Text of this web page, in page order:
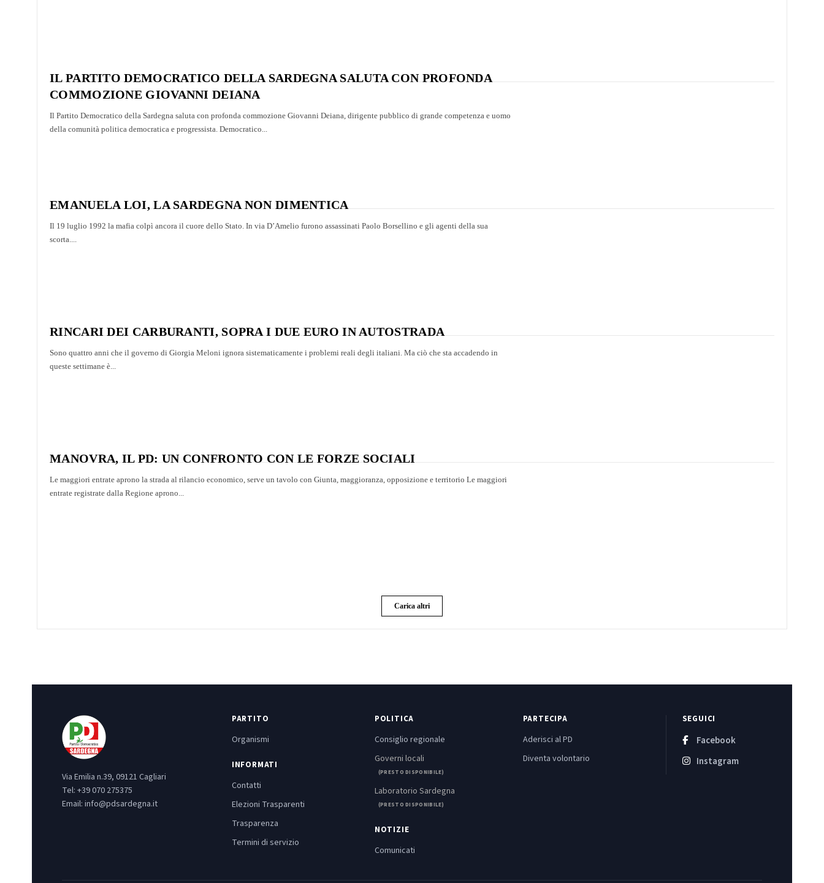
IL PARTITO DEMOCRATICO DELLA SARDEGNA SALUTA CON PROFONDA
COMMOZIONE GIOVANNI DEIANA
Il Partito Democratico della Sardegna saluta con profonda commozione Giovanni Deiana, dirigente pubblico di grande competenza e uomo
della comunità politica democratica e progressista. Democratico...
EMANUELA LOI, LA SARDEGNA NON DIMENTICA
Il 19 luglio 1992 la mafia colpì ancora il cuore dello Stato. In via D’Amelio furono assassinati Paolo Borsellino e gli agenti della sua
scorta....
RINCARI DEI CARBURANTI, SOPRA I DUE EURO IN AUTOSTRADA
Sono quattro anni che il governo di Giorgia Meloni ignora sistematicamente i problemi reali degli italiani. Ma ciò che sta accadendo in
queste settimane è...
MANOVRA, IL PD: UN CONFRONTO CON LE FORZE SOCIALI
Le maggiori entrate aprono la strada al rilancio economico, serve un tavolo con Giunta, maggioranza, opposizione e territorio Le maggiori
entrate registrate dalla Regione aprono...
Carica altri
Via Emilia n.39, 09121 Cagliari
Tel: +39 070 275375
Email: info@pdsardegna.it
PARTITO
Organismi
INFORMATI
Contatti
Elezioni Trasparenti
Trasparenza
Termini di servizio
POLITICA
Consiglio regionale
Governi locali
(PRESTO DISPONIBILE)
Laboratorio Sardegna
(PRESTO DISPONIBILE)
NOTIZIE
Comunicati
PARTECIPA
Aderisci al PD
Diventa volontario
SEGUICI
Facebook
Instagram